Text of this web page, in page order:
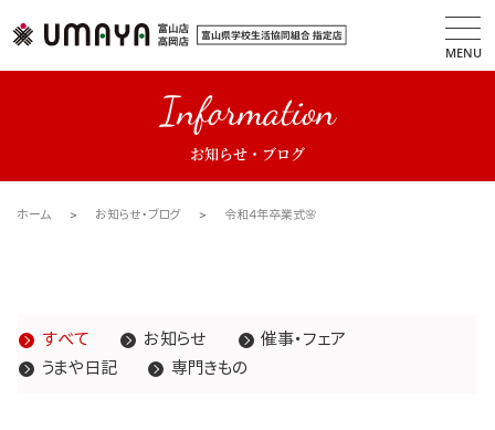
MENU
Information
お知らせ・ブログ
ホーム お知らせ・ブログ 令和４年卒業式🌸
すべて お知らせ
催事・フェア
うまや日記
専門きもの